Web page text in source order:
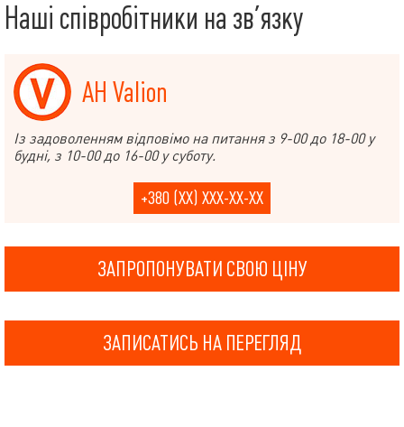
Наші співробітники на зв’язку
АН Valion
Із задоволенням відповімо на питання з 9-00 до 18-00 у
будні, з 10-00 до 16-00 у суботу.
+380 (XX) XXX-XX-XX
ЗАПРОПОНУВАТИ СВОЮ ЦІНУ
ЗАПИСАТИСЬ НА ПЕРЕГЛЯД